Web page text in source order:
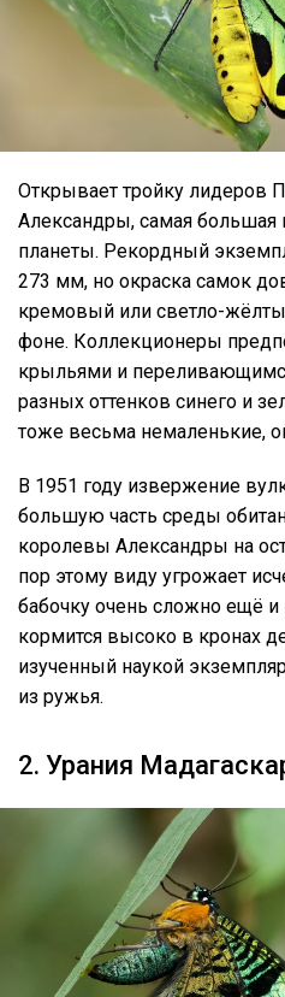
Открывает тройку лидеров
Александры, самая большая
планеты. Рекордный
273 мм, но окраска самок
кремовый или светло-
фоне. Коллекционеры
крыльями и
разных оттенков синего и
тоже весьма немаленькие,
В 1951 году извержение
большую часть среды
королевы Александры на
пор этому виду угрожает
бабочку очень сложно ещё и
кормится высоко в кронах
изученный наукой
из ружья.
2. Урания